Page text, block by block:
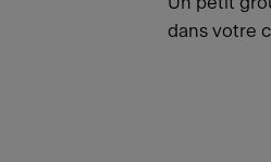
dans votre